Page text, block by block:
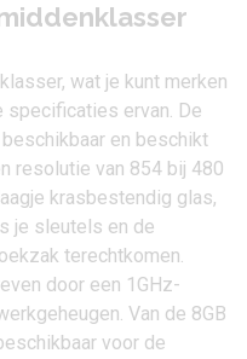
wat je kunt merken
specificaties ervan. De
en beschikt
resolutie van 854 bij 480
krasbestendig glas,
je sleutels en de
terechtkomen.
door een 1GHz-
Van de 8GB
voor de